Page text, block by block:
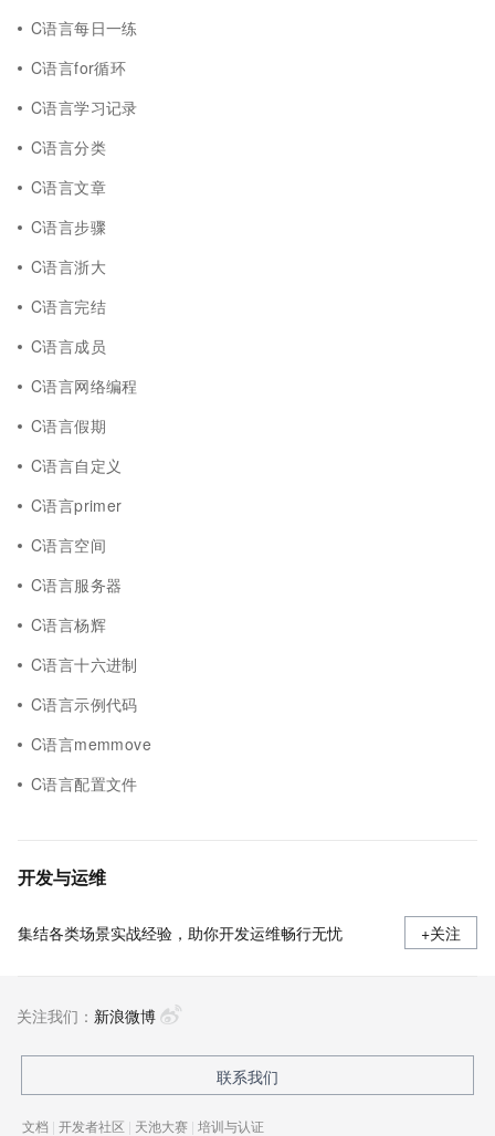
C语言每日一练
C语言for循环
C语言学习记录
C语言分类
C语言文章
C语言步骤
C语言浙大
C语言完结
C语言成员
C语言网络编程
C语言假期
C语言自定义
C语言primer
C语言空间
C语言服务器
C语言杨辉
C语言十六进制
C语言示例代码
C语言memmove
C语言配置文件
开发与运维
集结各类场景实战经验，助你开发运维畅行无忧 +关注
关注我们： 新浪微博
联系我们
文档 | 开发者社区 | 天池大赛 | 培训与认证